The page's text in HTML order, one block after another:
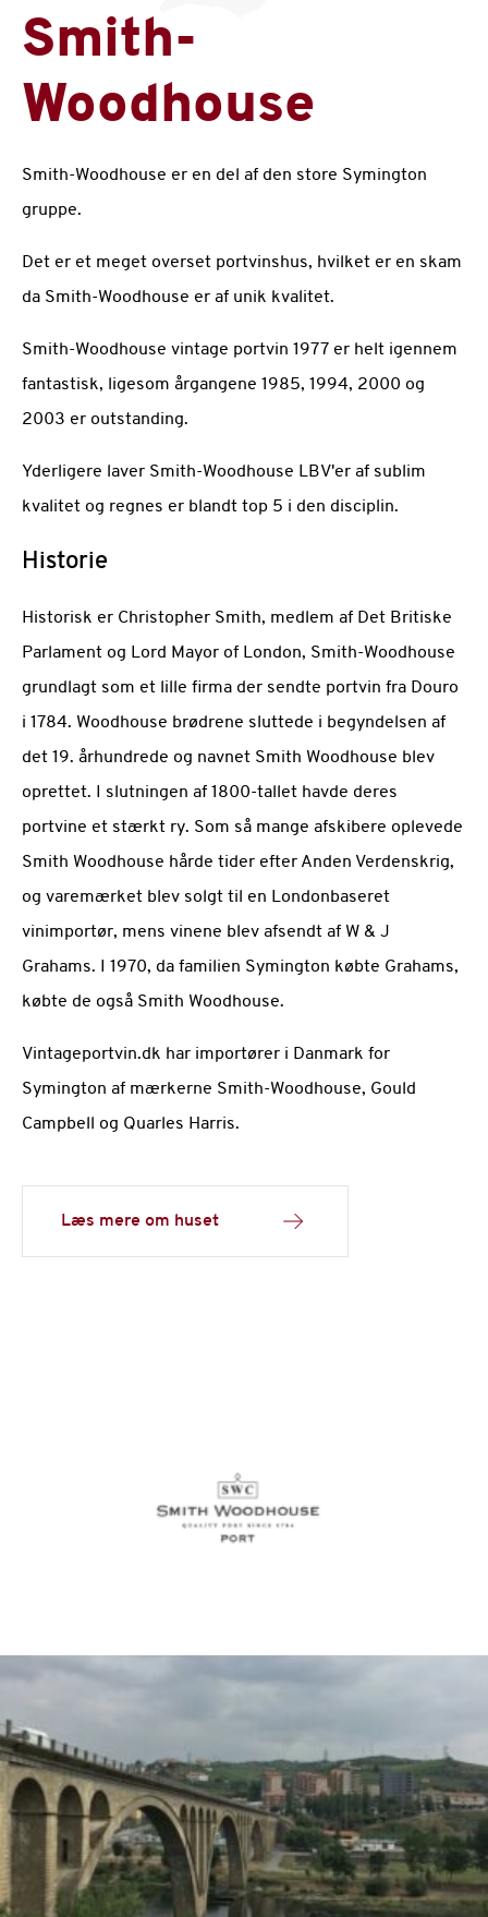
Smith-
Woodhouse
Smith-Woodhouse er en del af den store Symington
gruppe.
Det er et meget overset portvinshus, hvilket er en skam
da Smith-Woodhouse er af unik kvalitet.
Smith-Woodhouse vintage portvin 1977 er helt igennem
fantastisk, ligesom årgangene 1985, 1994, 2000 og
2003 er outstanding.
Yderligere laver Smith-Woodhouse LBV'er af sublim
kvalitet og regnes er blandt top 5 i den disciplin.
Historie
Historisk er Christopher Smith, medlem af Det Britiske
Parlament og Lord Mayor of London, Smith-Woodhouse
grundlagt som et lille firma der sendte portvin fra Douro
i 1784. Woodhouse brødrene sluttede i begyndelsen af ​​
det 19. århundrede og navnet Smith Woodhouse blev
oprettet. I slutningen af ​​1800-tallet havde deres
portvine et stærkt ry. Som så mange afskibere oplevede
Smith Woodhouse hårde tider efter Anden Verdenskrig,
og varemærket blev solgt til en Londonbaseret
vinimportør, mens vinene blev afsendt af W & J
Grahams. I 1970, da familien Symington købte Grahams,
købte de også Smith Woodhouse.
Vintageportvin.dk har importører i Danmark for
Symington af mærkerne Smith-Woodhouse, Gould
Campbell og Quarles Harris.
Læs mere om huset